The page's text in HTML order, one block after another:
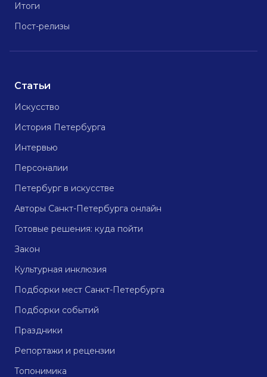
Итоги
Пост-релизы
Статьи
Искусство
История Петербурга
Интервью
Персоналии
Петербург в искусстве
Авторы Санкт-Петербурга онлайн
Готовые решения: куда пойти
Закон
Культурная инклюзия
Подборки мест Санкт-Петербурга
Подборки событий
Праздники
Репортажи и рецензии
Топонимика